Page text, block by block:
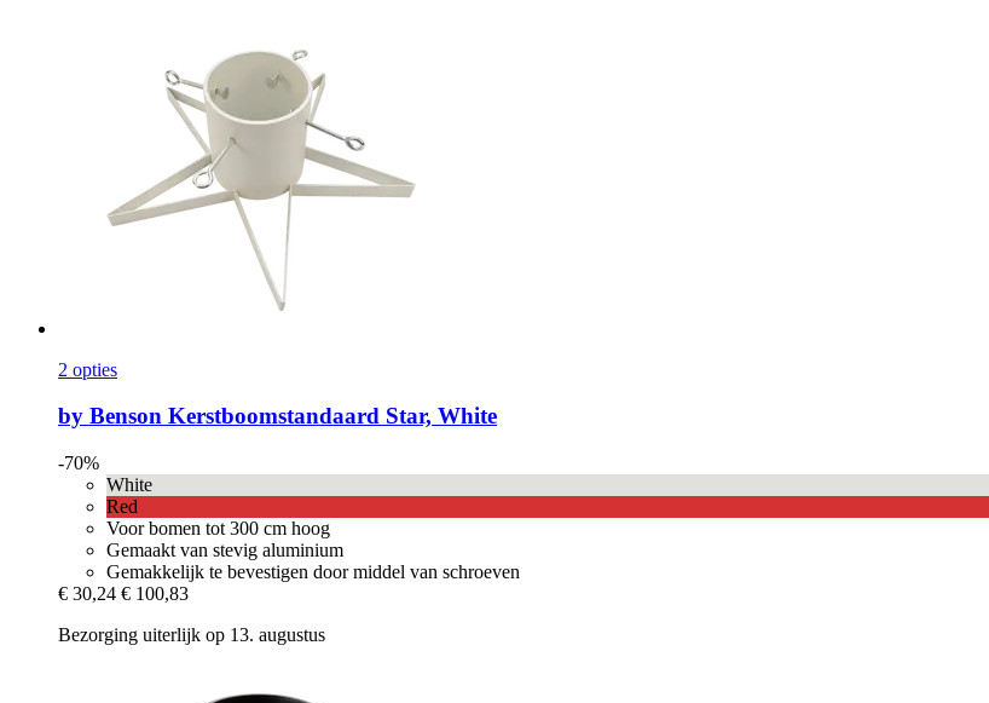
2 opties
by Benson Kerstboomstandaard Star, White
-70%
White
Red
Voor bomen tot 300 cm hoog
Gemaakt van stevig aluminium
Gemakkelijk te bevestigen door middel van schroeven
€ 30,24 € 100,83
Bezorging uiterlijk op 13. augustus